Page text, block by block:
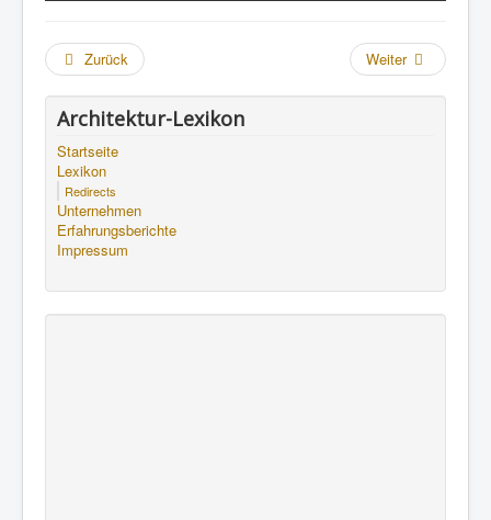
Zurück Weiter
Architektur-Lexikon
Startseite
Lexikon
Redirects
Unternehmen
Erfahrungsberichte
Impressum